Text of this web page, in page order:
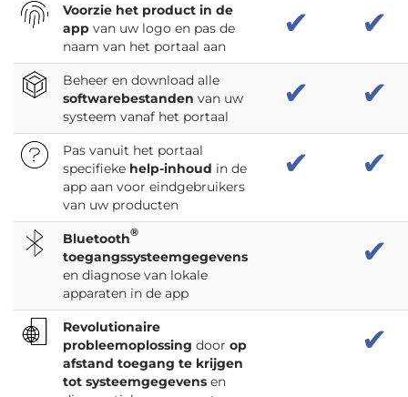
Voorzie het product in de
app van uw logo en pas de
naam van het portaal aan
✔ ✔
Beheer en download alle
softwarebestanden van uw
systeem vanaf het portaal
✔ ✔
Pas vanuit het portaal
specifieke help-inhoud in de
app aan voor eindgebruikers
van uw producten
✔ ✔
Bluetooth®
toegangssysteemgegevens
en diagnose van lokale
apparaten in de app
✔
Revolutionaire
probleemoplossing door op
afstand toegang te krijgen
tot systeemgegevens en
✔